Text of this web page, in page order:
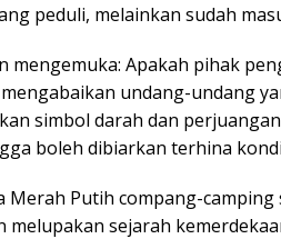
peduli, melainkan sudah
mengemuka: Apakah pihak
undang-undang
simbol darah dan
boleh dibiarkan terhina
Merah Putih compang-
melupakan sejarah